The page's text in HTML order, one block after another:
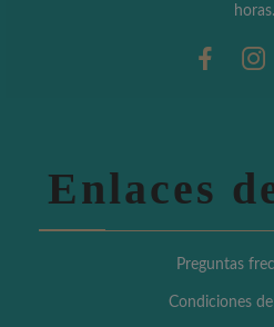
horas.
Enlaces
Preguntas
Condiciones